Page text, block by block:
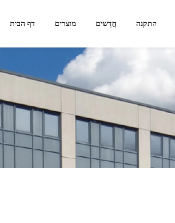
דף הבית מוצרים חֲדָשִים התקנה